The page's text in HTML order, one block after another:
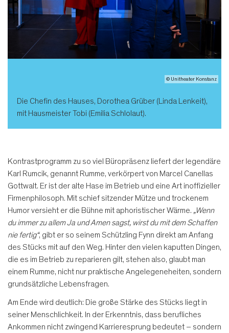
© Unitheater Konstanz
Die Chefin des Hauses, Dorothea Grüber (Linda Lenkeit),
mit Hausmeister Tobi (Emilia Schlolaut).
Kontrastprogramm zu so viel Büropräsenz liefert der legendäre
Karl Rumcik, genannt Rumme, verkörpert von Marcel Canellas
Gottwalt. Er ist der alte Hase im Betrieb und eine Art inoffizieller
Firmenphilosoph. Mit schief sitzender Mütze und trockenem
Humor versieht er die Bühne mit aphoristischer Wärme. „Wenn
du immer zu allem Ja und Amen sagst, wirst du mit dem Schaffen
nie fertig“, gibt er so seinem Schützling Fynn direkt am Anfang
des Stücks mit auf den Weg. Hinter den vielen kaputten Dingen,
die es im Betrieb zu reparieren gilt, stehen also, glaubt man
einem Rumme, nicht nur praktische Angelegeneheiten, sondern
grundsätzliche Lebensfragen.
Am Ende wird deutlich: Die große Stärke des Stücks liegt in
seiner Menschlichkeit. In der Erkenntnis, dass berufliches
Ankommen nicht zwingend Karrieresprung bedeutet – sondern